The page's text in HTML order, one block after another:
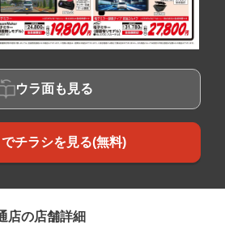
ウラ面も見る
チラシを見る(無料)
店の店舗詳細